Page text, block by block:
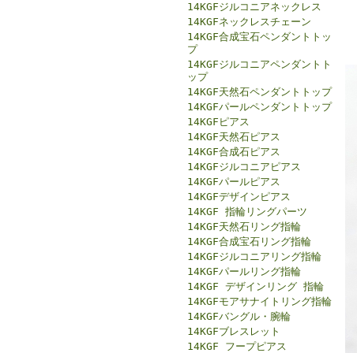
14KGFジルコニアネックレス
14KGFネックレスチェーン
14KGF合成宝石ペンダントトッ
プ
14KGFジルコニアペンダントト
ップ
14KGF天然石ペンダントトップ
14KGFパールペンダントトップ
14KGFピアス
14KGF天然石ピアス
14KGF合成石ピアス
14KGFジルコニアピアス
14KGFパールピアス
14KGFデザインピアス
14KGF 指輪リングパーツ
14KGF天然石リング指輪
14KGF合成宝石リング指輪
14KGFジルコニアリング指輪
14KGFパールリング指輪
14KGF デザインリング 指輪
14KGFモアサナイトリング指輪
14KGFバングル・腕輪
14KGFブレスレット
14KGF フープピアス